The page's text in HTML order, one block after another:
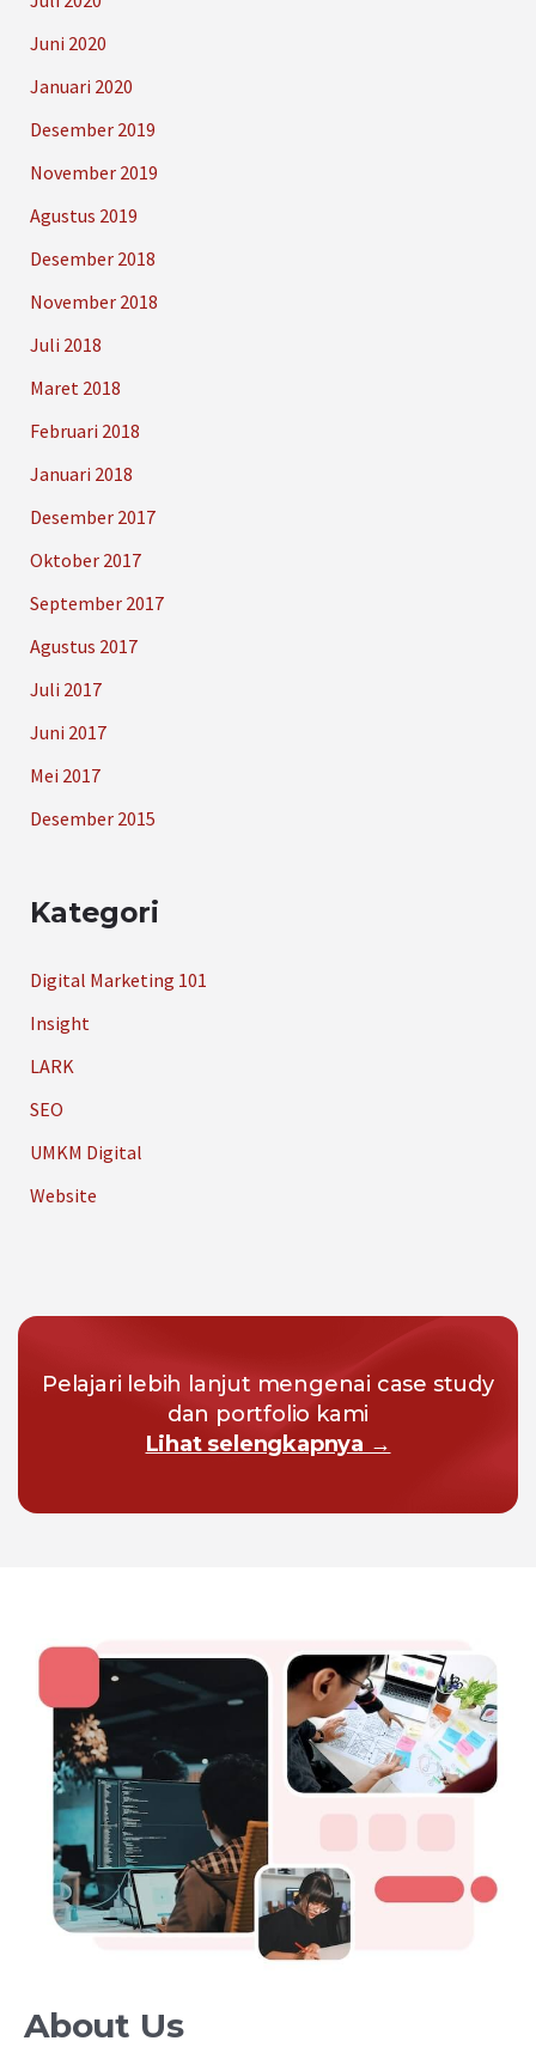
Juni 2020
Januari 2020
Desember 2019
November 2019
Agustus 2019
Desember 2018
November 2018
Juli 2018
Maret 2018
Februari 2018
Januari 2018
Desember 2017
Oktober 2017
September 2017
Agustus 2017
Juli 2017
Juni 2017
Mei 2017
Desember 2015
Kategori
Digital Marketing 101
Insight
LARK
SEO
UMKM Digital
Website
Pelajari lebih lanjut mengenai case study
dan portfolio kami
Lihat selengkapnya →
About Us